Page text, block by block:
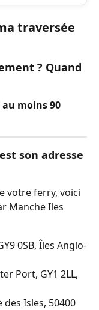
traversée
? Quand
au moins 90
son adresse
votre ferry, voici
Manche Iles
0SB, Îles Anglo-
Port, GY1 2LL,
des Isles, 50400